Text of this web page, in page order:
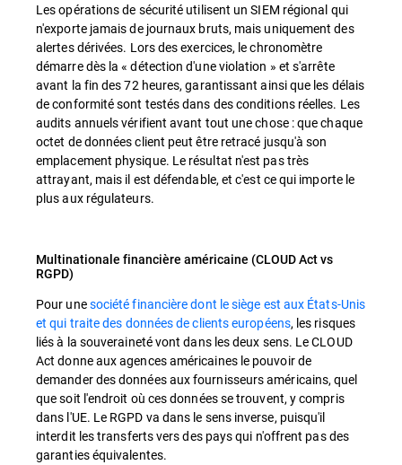
Les opérations de sécurité utilisent un SIEM régional qui
n'exporte jamais de journaux bruts, mais uniquement des
alertes dérivées. Lors des exercices, le chronomètre
démarre dès la « détection d'une violation » et s'arrête
avant la fin des 72 heures, garantissant ainsi que les délais
de conformité sont testés dans des conditions réelles. Les
audits annuels vérifient avant tout une chose : que chaque
octet de données client peut être retracé jusqu'à son
emplacement physique. Le résultat n'est pas très
attrayant, mais il est défendable, et c'est ce qui importe le
plus aux régulateurs.
Multinationale financière américaine (CLOUD Act vs
RGPD)
Pour unesociété financière dont le siège est aux États-Unis
et qui traite des données de clients européens, les risques
liés à la souveraineté vont dans les deux sens. Le CLOUD
Act donne aux agences américaines le pouvoir de
demander des données aux fournisseurs américains, quel
que soit l'endroit où ces données se trouvent, y compris
dans l'UE. Le RGPD va dans le sens inverse, puisqu'il
interdit les transferts vers des pays qui n'offrent pas des
garanties équivalentes.